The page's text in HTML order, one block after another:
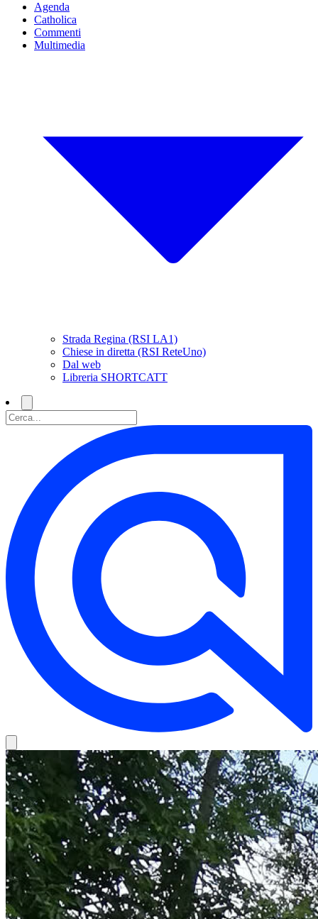
Agenda
Catholica
Commenti
Multimedia
Strada Regina (RSI LA1)
Chiese in diretta (RSI ReteUno)
Dal web
Libreria SHORTCATT